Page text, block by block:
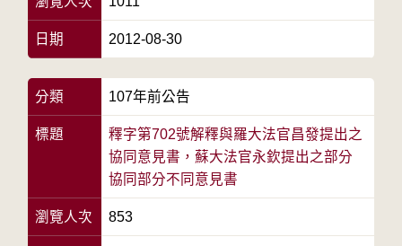
日期 2012-08-30
分類 107年前公告
標題
釋字第702號解釋與羅大法官昌發提出之
協同意見書，蘇大法官永欽提出之部分
協同部分不同意見書
瀏覽人次 853